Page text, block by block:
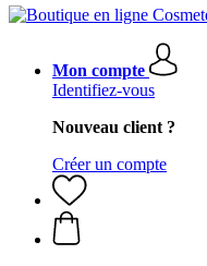
Mon compte
Identifiez-vous
Nouveau client ?
Créer un compte